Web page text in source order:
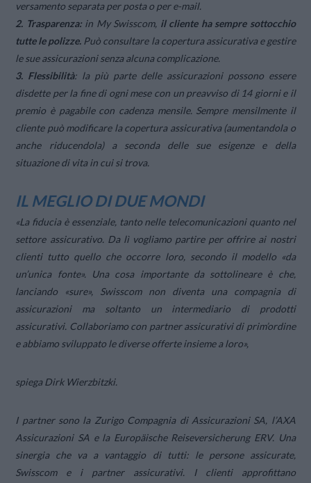
versamento separata per posta o per e-mail.
2. Trasparenza:in My Swisscom, il cliente ha sempre sottocchio
tutte le polizze. Può consultare la copertura assicurativa e gestire
le sue assicurazioni senza alcuna complicazione.
3. Flessibilità: la più parte delle assicurazioni possono essere
disdette per la fine di ogni mese con un preavviso di 14 giorni e il
premio è pagabile con cadenza mensile. Sempre mensilmente il
cliente può modificare la copertura assicurativa (aumentandola o
anche riducendola) a seconda delle sue esigenze e della
situazione di vita in cui si trova.
IL MEGLIO DI DUE MONDI
«La fiducia è essenziale, tanto nelle telecomunicazioni quanto nel
settore assicurativo. Da lì vogliamo partire per offrire ai nostri
clienti tutto quello che occorre loro, secondo il modello «da
un’unica fonte». Una cosa importante da sottolineare è che,
lanciando «sure», Swisscom non diventa una compagnia di
assicurazioni ma soltanto un intermediario di prodotti
assicurativi. Collaboriamo con partner assicurativi di prim’ordine
e abbiamo sviluppato le diverse offerte insieme a loro»,
spiega Dirk Wierzbitzki.
I partner sono la Zurigo Compagnia di Assicurazioni SA, l’AXA
Assicurazioni SA e la Europäische Reiseversicherung ERV. Una
sinergia che va a vantaggio di tutti: le persone assicurate,
Swisscom e i partner assicurativi. I clienti approfittano